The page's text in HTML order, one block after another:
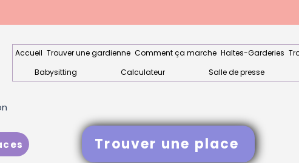
Accueil Trouver une gardienne Comment ça marche Haltes-Garderies
Babysitting
Calculateur Salle de presse
Trouver une place